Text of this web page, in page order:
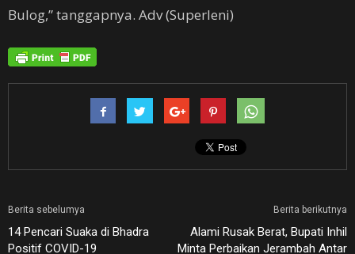
Bulog,” tanggapnya. Adv (Superleni)
Berita sebelumya
14 Pencari Suaka di Bhadra
Positif COVID-19
Berita berikutnya
Alami Rusak Berat, Bupati Inhil
Minta Perbaikan Jerambah Antar